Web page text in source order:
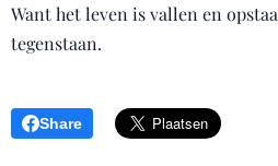
Want het leven is vallen en
tegenstaan.
Share